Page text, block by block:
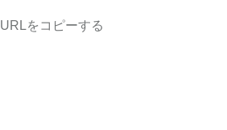
URLをコピーする